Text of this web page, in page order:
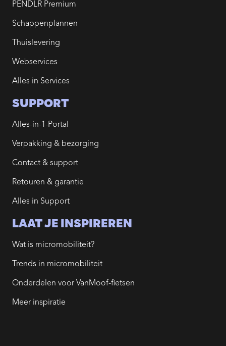
PENDLR Premium
Schappenplannen
Thuislevering
Webservices
Alles in Services
SUPPORT
Alles-in-1-Portal
Verpakking & bezorging
Contact & support
Retouren & garantie
Alles in Support
LAAT JE INSPIREREN
Wat is micromobiliteit?
Trends in micromobiliteit
Onderdelen voor VanMoof-fietsen
Meer inspiratie